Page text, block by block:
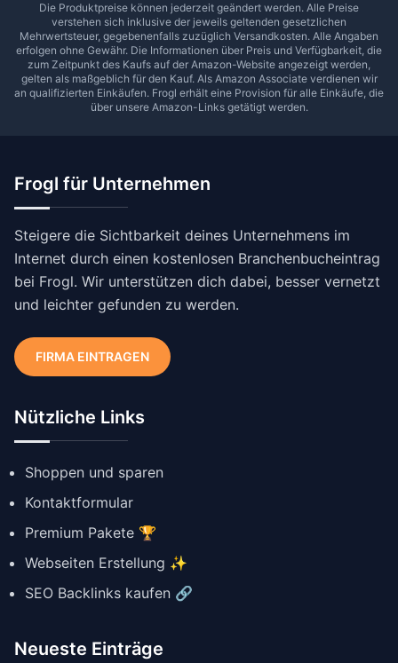
Die Produktpreise können jederzeit geändert werden. Alle Preise
verstehen sich inklusive der jeweils geltenden gesetzlichen
Mehrwertsteuer, gegebenenfalls zuzüglich Versandkosten. Alle Angaben
erfolgen ohne Gewähr. Die Informationen über Preis und Verfügbarkeit, die
zum Zeitpunkt des Kaufs auf der Amazon-Website angezeigt werden,
gelten als maßgeblich für den Kauf. Als Amazon Associate verdienen wir
an qualifizierten Einkäufen. Frogl erhält eine Provision für alle Einkäufe, die
über unsere Amazon-Links getätigt werden.
Frogl für Unternehmen
Steigere die Sichtbarkeit deines Unternehmens im
Internet durch einen kostenlosen Branchenbucheintrag
bei Frogl. Wir unterstützen dich dabei, besser vernetzt
und leichter gefunden zu werden.
FIRMA EINTRAGEN
Nützliche Links
Shoppen und sparen
Kontaktformular
Premium Pakete 🏆
Webseiten Erstellung ✨
SEO Backlinks kaufen 🔗
Neueste Einträge